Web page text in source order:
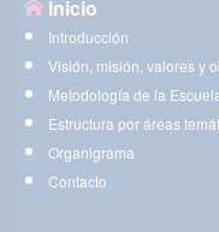
Inicio
Introducción
Visión, misión, valores y
Metodología de la
Estructura por áreas
Organigrama
Contacto